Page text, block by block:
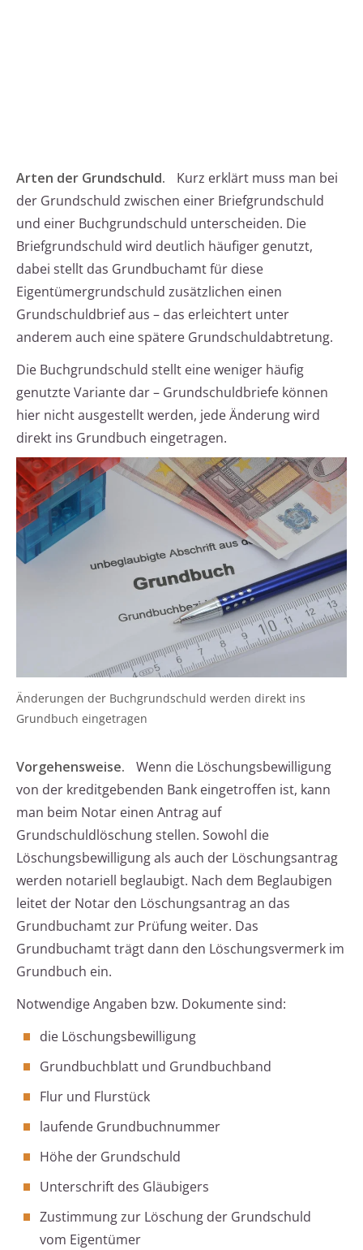
Arten der Grundschuld.
Kurz erklärt muss man bei
der Grundschuld zwischen einer Briefgrundschuld
und einer Buchgrundschuld unterscheiden. Die
Briefgrundschuld wird deutlich häufiger genutzt,
dabei stellt das Grundbuchamt für diese
Eigentümergrundschuld zusätzlichen einen
Grundschuldbrief aus – das erleichtert unter
anderem auch eine spätere Grundschuldabtretung.
Die Buchgrundschuld stellt eine weniger häufig
genutzte Variante dar – Grundschuldbriefe können
hier nicht ausgestellt werden, jede Änderung wird
direkt ins Grundbuch eingetragen.
Änderungen der Buchgrundschuld werden direkt ins
Grundbuch eingetragen
Vorgehensweise.
Wenn die Löschungsbewilligung
von der kreditgebenden Bank eingetroffen ist, kann
man beim Notar einen Antrag auf
Grundschuldlöschung stellen. Sowohl die
Löschungsbewilligung als auch der Löschungsantrag
werden notariell beglaubigt. Nach dem Beglaubigen
leitet der Notar den Löschungsantrag an das
Grundbuchamt zur Prüfung weiter. Das
Grundbuchamt trägt dann den Löschungsvermerk im
Grundbuch ein.
Notwendige Angaben bzw. Dokumente sind:
die Löschungsbewilligung
Grundbuchblatt und Grundbuchband
Flur und Flurstück
laufende Grundbuchnummer
Höhe der Grundschuld
Unterschrift des Gläubigers
Zustimmung zur Löschung der Grundschuld
vom Eigentümer